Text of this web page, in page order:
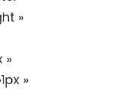
»
»
»